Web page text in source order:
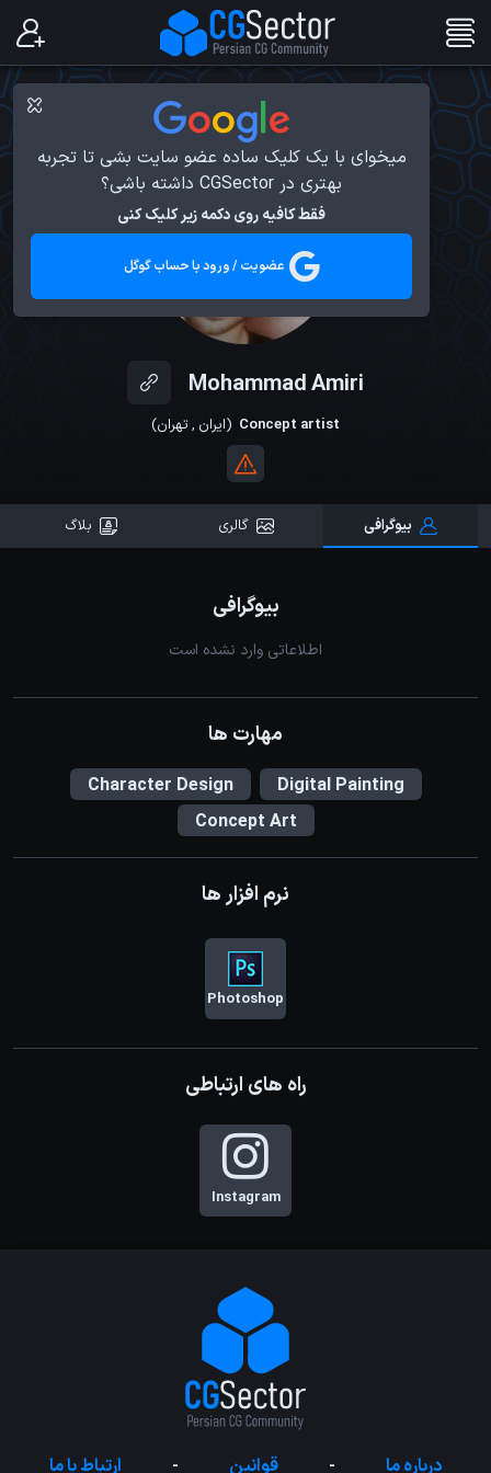
میخوای با یک کلیک ساده عضو سایت بشی تا تجربه
بهتری در CGSector داشته باشی؟
فقط کافیه روی دکمه زیر کلیک کنی
عضویت / ورود با حساب گوگل
Mohammad Amiri
Concept artist
(ایران ,تهران)
بیوگرافی گالری بلاگ
بیوگرافی
اطلاعاتی وارد نشده است
مهارت ها
Digital Painting
Character Design
Concept Art
نرم افزار ها
Photoshop
راه های ارتباطی
Instagram
درباره ما - قوانین - ارتباط با ما